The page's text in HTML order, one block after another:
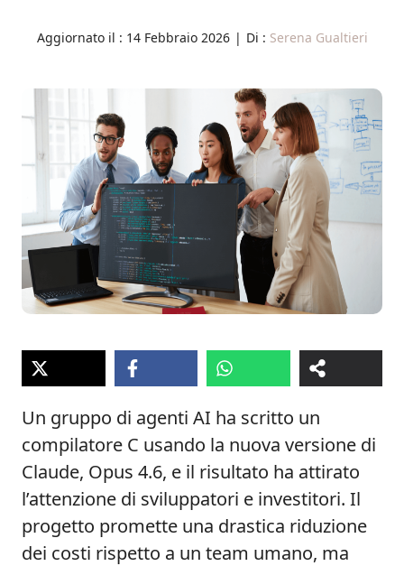
Aggiornato il : 14 Febbraio 2026 | Di : Serena Gualtieri
Un gruppo di agenti AI ha scritto un
compilatore C usando la nuova versione di
Claude, Opus 4.6, e il risultato ha attirato
l’attenzione di sviluppatori e investitori. Il
progetto promette una drastica riduzione
dei costi rispetto a un team umano, ma